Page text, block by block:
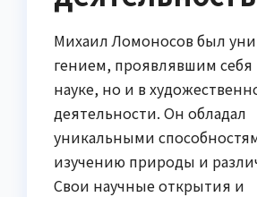
Михаил Ломоносов был
гением, проявлявшим себя
науке, но и в
деятельности. Он обладал
уникальными
изучению природы и
Свои научные открытия и